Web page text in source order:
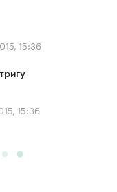
15:36
15:36